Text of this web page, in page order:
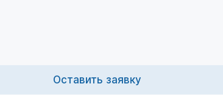
Оставить заявку